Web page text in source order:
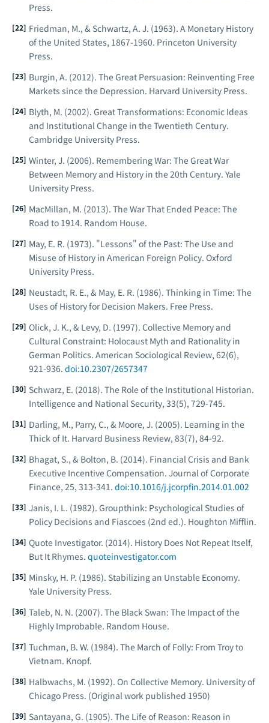
Press.
Friedman, M., & Schwartz, A. J. (1963). A Monetary History
of the United States, 1867-1960. Princeton University
Press.
Burgin, A. (2012). The Great Persuasion: Reinventing Free
Markets since the Depression. Harvard University Press.
Blyth, M. (2002). Great Transformations: Economic Ideas
and Institutional Change in the Twentieth Century.
Cambridge University Press.
Winter, J. (2006). Remembering War: The Great War
Between Memory and History in the 20th Century. Yale
University Press.
MacMillan, M. (2013). The War That Ended Peace: The
Road to 1914. Random House.
May, E. R. (1973). "Lessons" of the Past: The Use and
Misuse of History in American Foreign Policy. Oxford
University Press.
Neustadt, R. E., & May, E. R. (1986). Thinking in Time: The
Uses of History for Decision Makers. Free Press.
Olick, J. K., & Levy, D. (1997). Collective Memory and
Cultural Constraint: Holocaust Myth and Rationality in
German Politics. American Sociological Review, 62(6),
921-936. doi:10.2307/2657347
Schwarz, E. (2018). The Role of the Institutional Historian.
Intelligence and National Security, 33(5), 729-745.
Darling, M., Parry, C., & Moore, J. (2005). Learning in the
Thick of It. Harvard Business Review, 83(7), 84-92.
Bhagat, S., & Bolton, B. (2014). Financial Crisis and Bank
Executive Incentive Compensation. Journal of Corporate
Finance, 25, 313-341. doi:10.1016/j.jcorpfin.2014.01.002
Janis, I. L. (1982). Groupthink: Psychological Studies of
Policy Decisions and Fiascoes (2nd ed.). Houghton Mifflin.
Quote Investigator. (2014). History Does Not Repeat Itself,
But It Rhymes. quoteinvestigator.com
Minsky, H. P. (1986). Stabilizing an Unstable Economy.
Yale University Press.
Taleb, N. N. (2007). The Black Swan: The Impact of the
Highly Improbable. Random House.
Tuchman, B. W. (1984). The March of Folly: From Troy to
Vietnam. Knopf.
Halbwachs, M. (1992). On Collective Memory. University of
Chicago Press. (Original work published 1950)
Santayana, G. (1905). The Life of Reason: Reason in